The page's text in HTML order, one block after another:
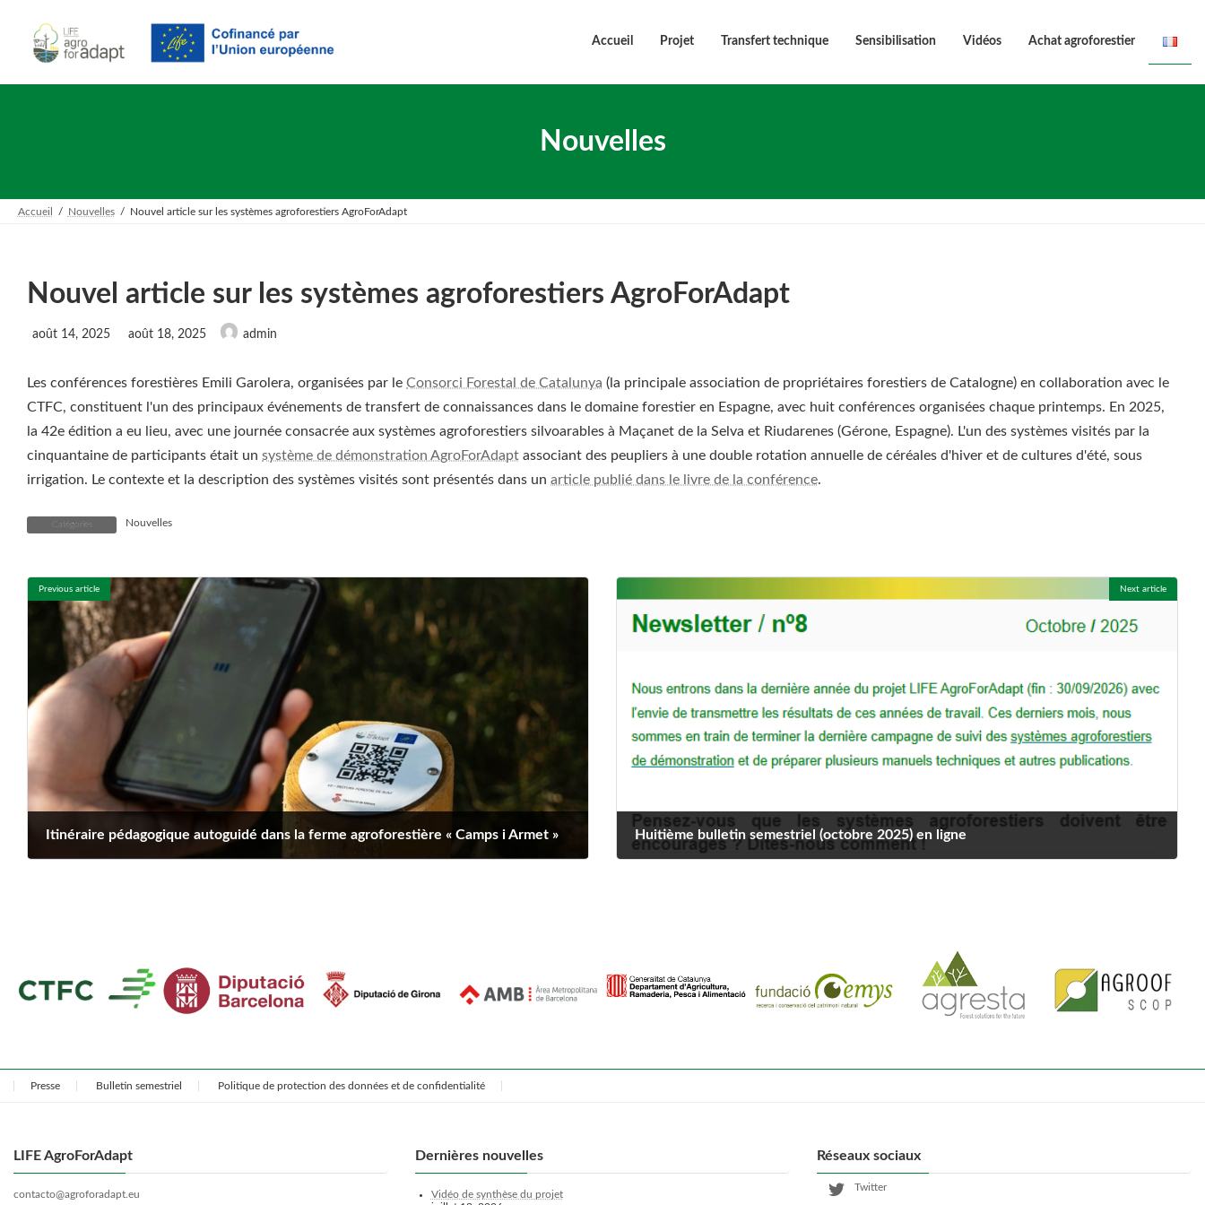
content
Navigation
Accueil Projet Transfert technique Sensibilisation Vidéos Achat agroforestier
Nouvelles
Accueil Nouvelles Nouvel article sur les systèmes agroforestiers AgroForAdapt
Nouvel article sur les systèmes agroforestiers AgroForAdapt
août 14, 2025
Last
updated
août 18, 2025 admin
Les conférences forestières Emili Garolera, organisées par le Consorci Forestal de Catalunya (la principale association de propriétaires forestiers de Catalogne) en collaboration avec le
CTFC, constituent l'un des principaux événements de transfert de connaissances dans le domaine forestier en Espagne, avec huit conférences organisées chaque printemps. En 2025,
la 42e édition a eu lieu, avec une journée consacrée aux systèmes agroforestiers silvoarables à Maçanet de la Selva et Riudarenes (Gérone, Espagne). L'un des systèmes visités par la
cinquantaine de participants était un système de démonstration AgroForAdapt associant des peupliers à une double rotation annuelle de céréales d'hiver et de cultures d'été, sous
irrigation. Le contexte et la description des systèmes visités sont présentés dans un article publié dans le livre de la conférence.
Catégories Nouvelles
Previous article
Itinéraire pédagogique autoguidé dans la ferme agroforestière « Camps i Armet »
Next article
Huitième bulletin semestriel (octobre 2025) en ligne
Presse Bulletin semestriel Politique de protection des données et de confidentialité
LIFE AgroForAdapt
contacto@agroforadapt.eu
Dernières nouvelles
Vidéo de synthèse du projet
Réseaux sociaux
Twitter